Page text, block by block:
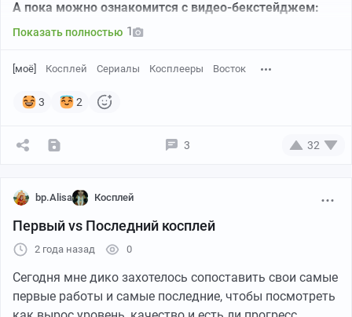
сказкам и славянской мифологии - мои дизайны,
моё авторское видение.
К Эпик Кону были сделаны крылья, добавлены стразы
сожалению, в финал конкурса я не попала, но я не
расстроилась, потому что провела отлично время
А пока можно ознакомится с видео-бекстейджем:
https://youtube.com/shorts/JW8ne8z-8LY?
https://t.me/+Haqm15NhB4NlZTJi
Показать полностью 1
[моё] Косплей Сериалы Косплееры Восток
3 2
3 32
bp.Alisa Косплей
Первый vs Последний косплей
2 года назад 0
Сегодня мне дико захотелось сопоставить свои самые
первые работы и самые последние, чтобы посмотреть